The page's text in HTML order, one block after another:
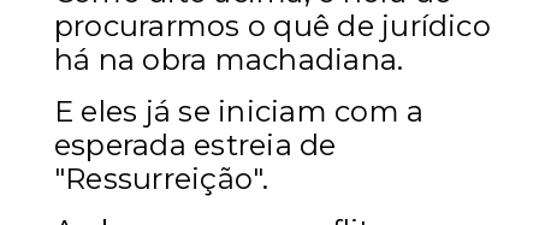
procurarmos o quê de jurídico
há na obra machadiana.
E eles já se iniciam com a
esperada estreia de
"Ressurreição".